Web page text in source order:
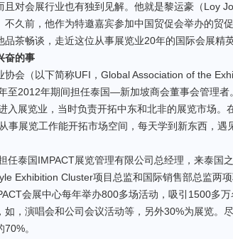
且对会展行业也有独到见解。他就是黎运豪（Loy
不久前，他作为特邀嘉宾参加中国贸促会举办的贸
茶畅谈，走近这位从事展览业20年的国际会展精英
的事
会（以下简称UFI，Global Association of the
至2012年期间担任泰国—新加坡商会董事会管理者
入展览业，当时负责开拓中东和北非的展览市场。
事展览工作能开拓市场空间，每天学到新东西，遇
泰国IMPACT展览管理有限公司总经理，来泰国
Exhibition Cluster项目总监和国际销售部总监两项
会展中心每年举办800多场活动，吸引1500多万
，演唱会和公司会议活动等，另外30%为展览。
。